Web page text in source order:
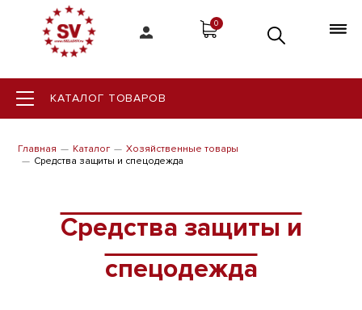
0
КАТАЛОГ ТОВАРОВ
Главная Каталог
Хозяйственные товары
Средства защиты и спецодежда
Средства защиты и
спецодежда